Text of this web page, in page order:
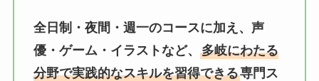
全日制・夜間・週一のコースに加え、声
優・ゲーム・イラストなど、 多岐にわたる
分野で実践的なスキルを習得できる専門ス